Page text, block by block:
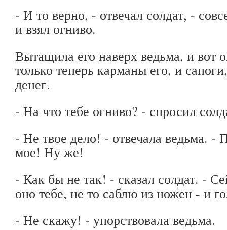
- И то верно, - отвечал солдат, -
и взял огниво.
Вытащила его наверх ведьма, и вот
только теперь карманы его, и
денег.
- На что тебе огниво? - спросил
- Не твое дело! - отвечала ведьма. -
мое! Ну же!
- Как бы не так! - сказал солдат. -
оно тебе, не то саблю из ножен - и
- Не скажу! - упорствовала ведьма.